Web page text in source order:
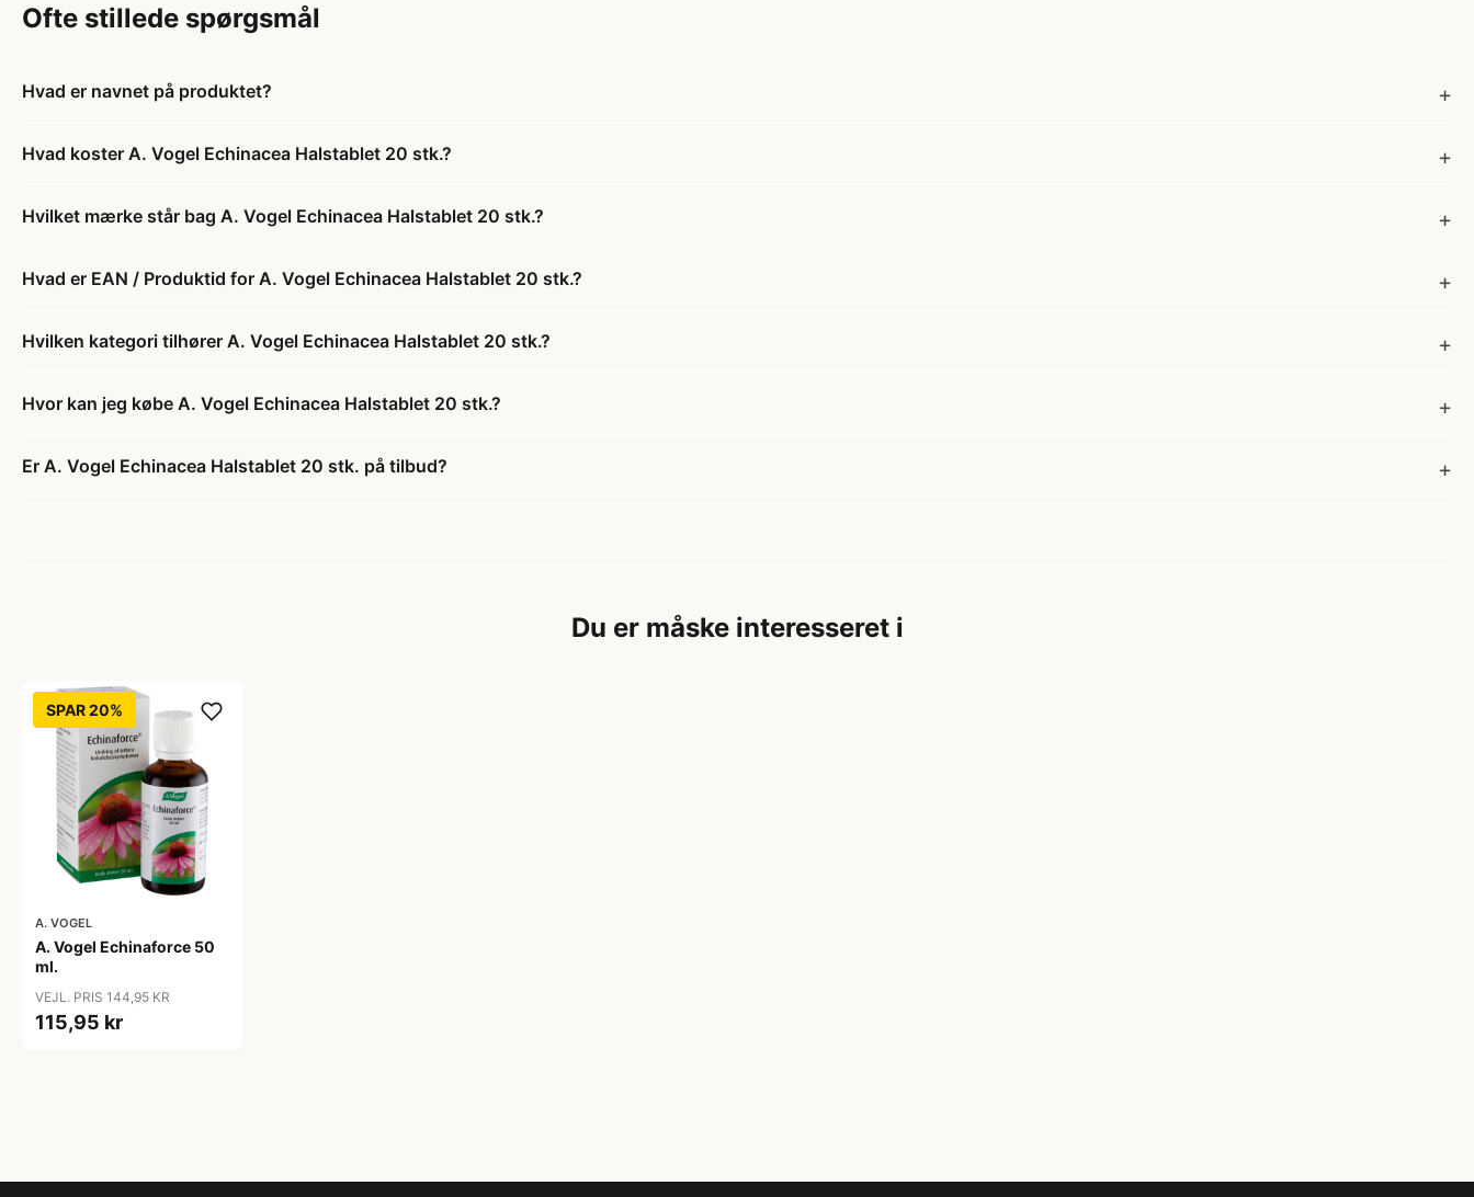
Ofte stillede spørgsmål
Hvad er navnet på produktet?
Hvad koster A. Vogel Echinacea Halstablet 20 stk.?
Hvilket mærke står bag A. Vogel Echinacea Halstablet 20 stk.?
Hvad er EAN / Produktid for A. Vogel Echinacea Halstablet 20 stk.?
Hvilken kategori tilhører A. Vogel Echinacea Halstablet 20 stk.?
Hvor kan jeg købe A. Vogel Echinacea Halstablet 20 stk.?
Er A. Vogel Echinacea Halstablet 20 stk. på tilbud?
Du er måske interesseret i
SPAR 20%
A. VOGEL
A. Vogel Echinaforce 50
ml.
VEJL. PRIS 144,95 KR
115,95 kr